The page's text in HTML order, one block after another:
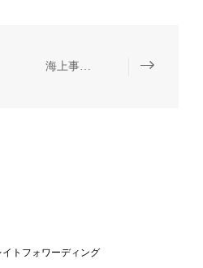
海上事故処理
トフォワーディング